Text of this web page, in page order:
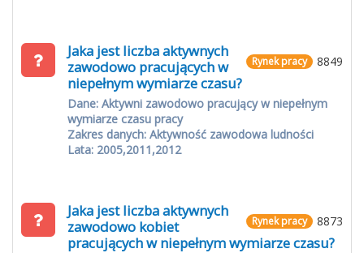
8849
Rynek pracy
Jaka jest liczba aktywnych
zawodowo pracujących w
niepełnym wymiarze czasu?
Dane: Aktywni zawodowo pracujący w niepełnym
wymiarze czasu pracy
Zakres danych: Aktywność zawodowa ludności
Lata: 2005,2011,2012
8873
Rynek pracy
Jaka jest liczba aktywnych
zawodowo kobiet
pracujących w niepełnym wymiarze czasu?